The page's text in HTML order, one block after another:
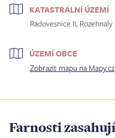
KATASTRÁLNÍ ÚZEMÍ
Radovesnice II, Rozehnaly
ÚZEMÍ OBCE
Zobrazit mapu na Mapy.cz
Farnosti